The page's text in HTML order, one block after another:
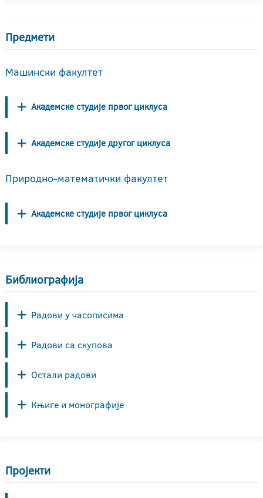
Предмети
Машински факултет
Академске студије првог циклуса
Академске студије другог циклуса
Природно-математички факултет
Академске студије првог циклуса
Библиографија
Радови у часописима
Радови са скупова
Остали радови
Књиге и монографије
Пројекти